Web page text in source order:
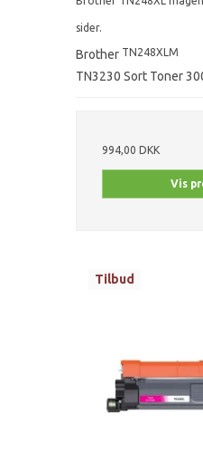
sider.
Brother TN248XLM
TN3230 Sort Toner
994,00 DKK
Vis
Tilbud